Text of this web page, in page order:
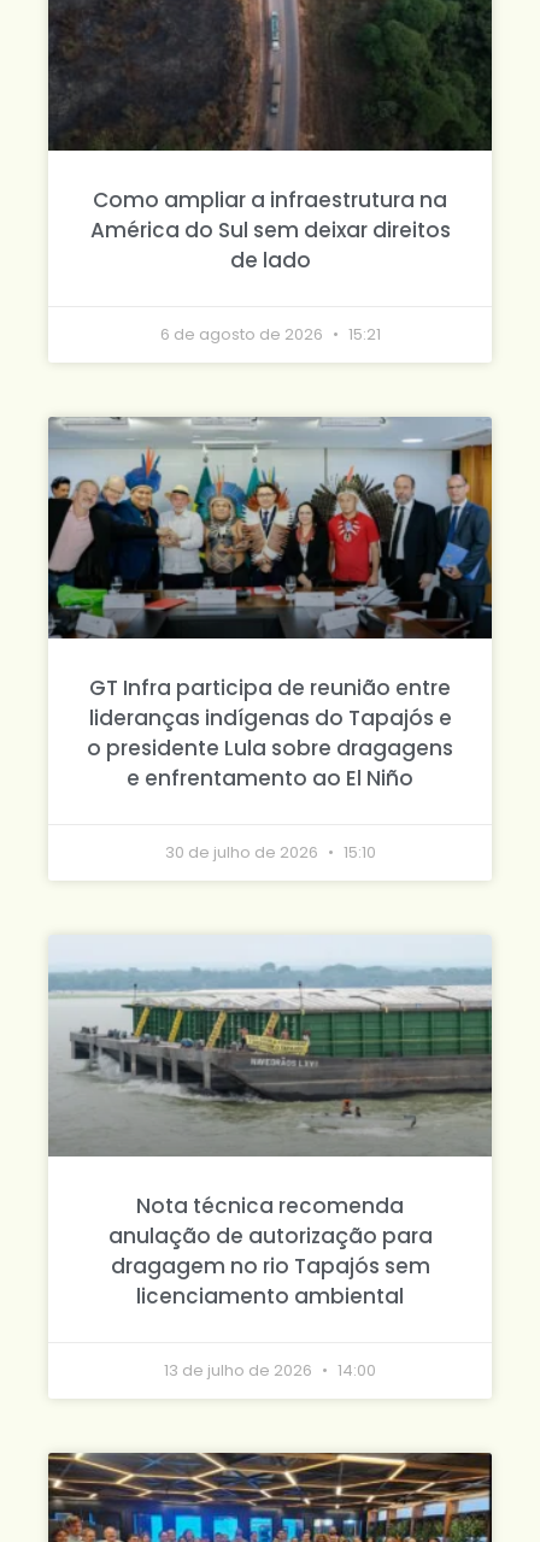
Como ampliar a infraestrutura na
América do Sul sem deixar direitos
de lado
6 de agosto de 2026 15:21
GT Infra participa de reunião entre
lideranças indígenas do Tapajós e
o presidente Lula sobre dragagens
e enfrentamento ao El Niño
30 de julho de 2026 15:10
Nota técnica recomenda
anulação de autorização para
dragagem no rio Tapajós sem
licenciamento ambiental
13 de julho de 2026 14:00